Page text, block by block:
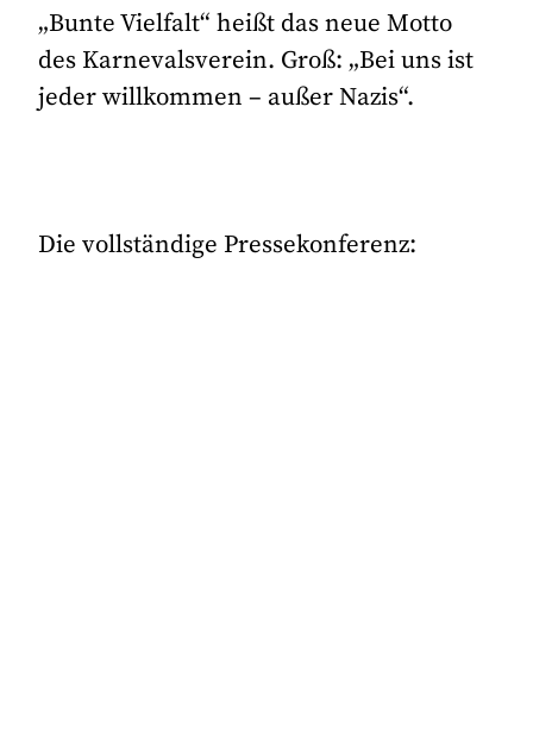
„Bunte Vielfalt“ heißt das neue Motto
des Karnevalsverein. Groß: „Bei uns ist
jeder willkommen – außer Nazis“.
Die vollständige Pressekonferenz: